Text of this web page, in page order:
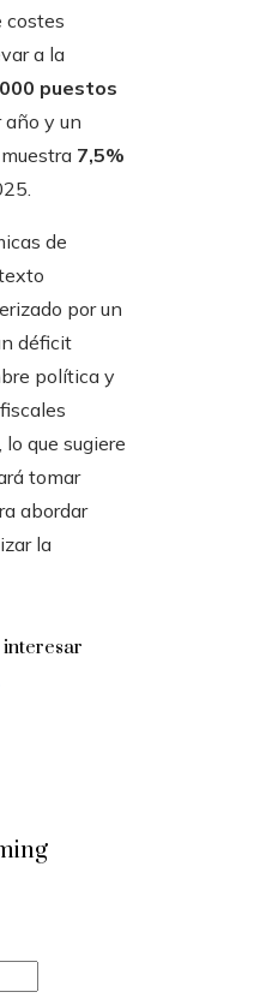
costes
a la
puestos
y un
7,5%
de
por un
déficit
política y
que sugiere
tomar
abordar
la